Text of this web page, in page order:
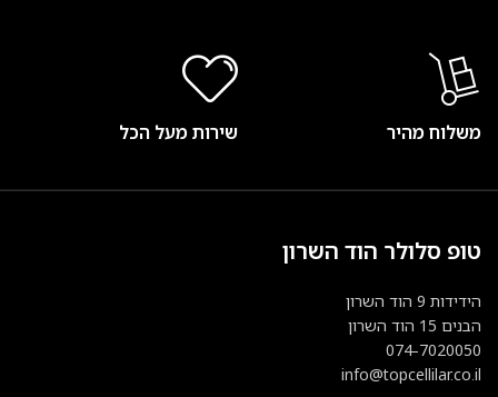
משלוח מהיר שירות מעל הכל
טופ סלולר הוד השרון
הידידות 9 הוד השרון
הבנים 15 הוד השרון
074-7020050
info@topcellilar.co.il